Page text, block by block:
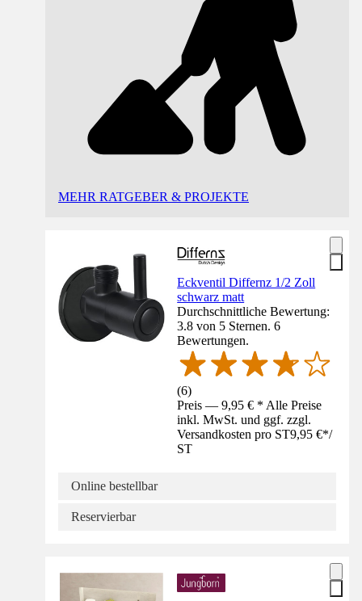
MEHR RATGEBER & PROJEKTE
Eckventil Differnz 1/2 Zoll
schwarz matt
Durchschnittliche Bewertung:
3.8 von 5 Sternen. 6
Bewertungen.
(6)
Preis — 9,95 € * Alle Preise
inkl. MwSt. und ggf. zzgl.
Versandkosten pro ST9,95 €*/
ST
Online bestellbar
Reservierbar